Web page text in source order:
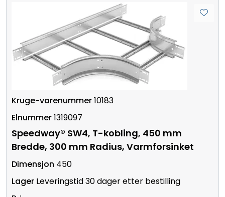
10183
1319097
Speedway® SW4, T-kobling, 450 mm
Bredde, 300 mm Radius, Varmforsinket
450
Leveringstid 30 dager etter bestilling